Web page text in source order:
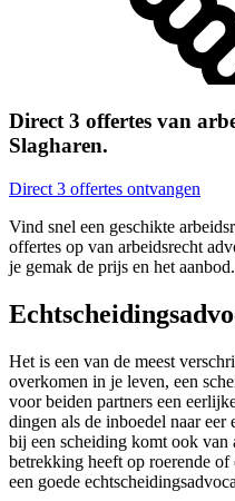
Direct 3 offertes van
Slagharen.
Direct 3 offertes ontvangen
Vind snel een geschikte
offertes op van arbeidsrecht
je gemak de prijs en het aanbod.
Het is een van de meest
overkomen in je leven, een
voor beiden partners een
dingen als de inboedel naar
bij een scheiding komt ook van
betrekking heeft op roerende
een goede